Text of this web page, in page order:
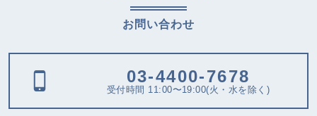
お問い合わせ
03-4400-7678
受付時間 11:00〜19:00(火・水を除く)